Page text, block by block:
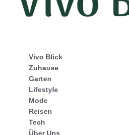
Vivo Blick
Zuhause
Garten
Lifestyle
Mode
Reisen
Tech
Über Uns